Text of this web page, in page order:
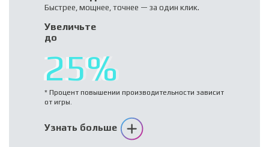
Быстрее, мощнее, точнее — за один клик.
Увеличьте
до
25%
* Процент повышении производительности зависит
от игры.
Узнать больше